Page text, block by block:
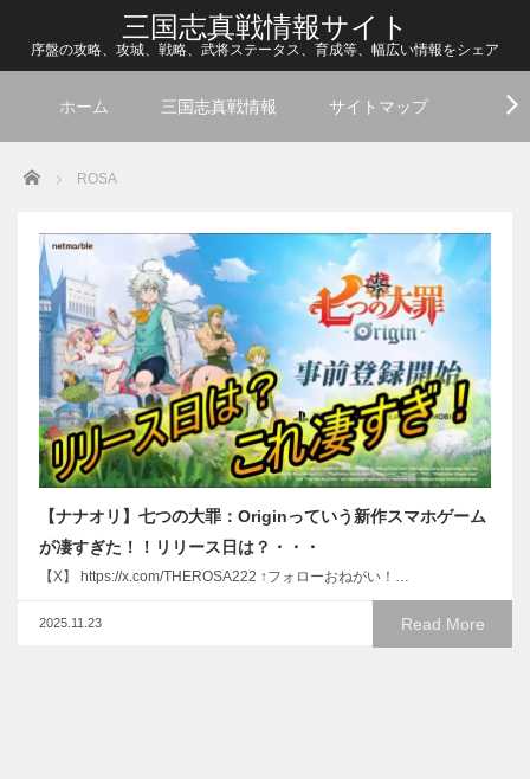
三国志真戦情報サイト
序盤の攻略、攻城、戦略、武将ステータス、育成等、幅広い情報をシェア
ホーム 三国志真戦情報 サイトマップ
Home ROSA
【ナナオリ】七つの大罪：Originっていう新作スマホゲーム
が凄すぎた！！リリース日は？・・・
【X】 https://x.com/THEROSA222 ↑フォローおねがい！…
Read More
2025.11.23